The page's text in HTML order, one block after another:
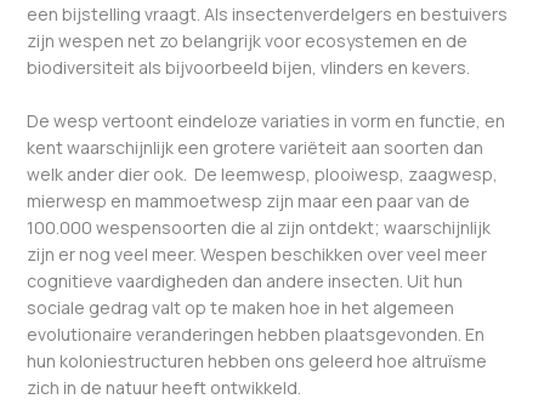
een bijstelling vraagt. Als insectenverdelgers en bestuivers
zijn wespen net zo belangrijk voor ecosystemen en de
biodiversiteit als bijvoorbeeld bijen, vlinders en kevers.
De wesp vertoont eindeloze variaties in vorm en functie, en
kent waarschijnlijk een grotere variëteit aan soorten dan
welk ander dier ook. De leemwesp, plooiwesp, zaagwesp,
mierwesp en mammoetwesp zijn maar een paar van de
100.000 wespensoorten die al zijn ontdekt; waarschijnlijk
zijn er nog veel meer. Wespen beschikken over veel meer
cognitieve vaardigheden dan andere insecten. Uit hun
sociale gedrag valt op te maken hoe in het algemeen
evolutionaire veranderingen hebben plaatsgevonden. En
hun koloniestructuren hebben ons geleerd hoe altruïsme
zich in de natuur heeft ontwikkeld.